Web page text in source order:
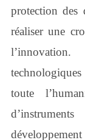
protection des
réaliser une
toute